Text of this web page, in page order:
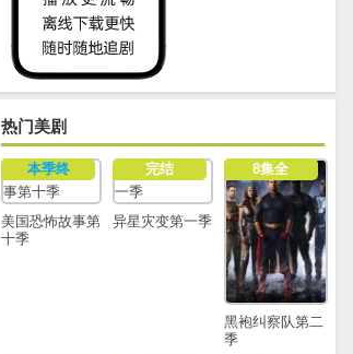
热门美剧
本季终
美国恐怖故事第
十季
完结
异星灾变第一季
8集全
黑袍纠察队第二
季